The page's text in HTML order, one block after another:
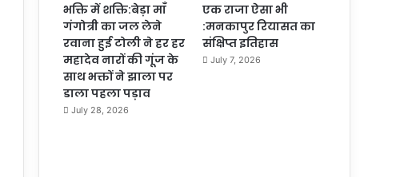
भक्ति में शक्ति:बेड़ा माँ
गंगोत्री का जल लेने
रवाना हुई टोली ने हर हर
महादेव नारों की गूंज के
साथ भक्तों ने झाला पर
डाला पहला पड़ाव
July 28, 2026
एक राजा ऐसा भी
:मनकापुर रियासत का
संक्षिप्त इतिहास
July 7, 2026